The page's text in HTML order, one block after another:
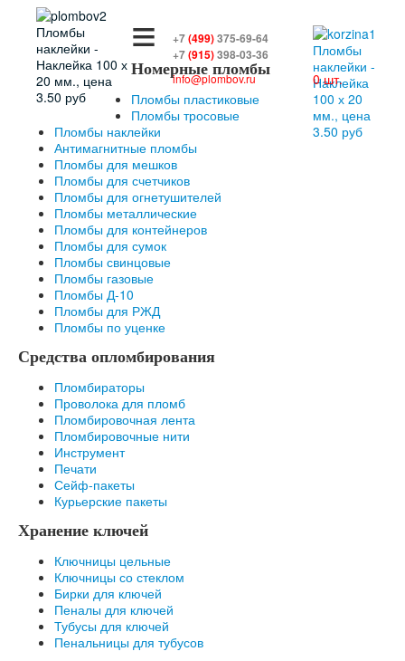
+7(499)375-69-64
+7(915)398-03-36
info@plombov.ru 0 шт.
≡
Номерные пломбы
Пломбы пластиковые
Пломбы тросовые
Пломбы наклейки
Антимагнитные пломбы
Пломбы для мешков
Пломбы для счетчиков
Пломбы для огнетушителей
Пломбы металлические
Пломбы для контейнеров
Пломбы для сумок
Пломбы свинцовые
Пломбы газовые
Пломбы Д-10
Пломбы для РЖД
Пломбы по уценке
Средства опломбирования
Пломбираторы
Проволока для пломб
Пломбировочная лента
Пломбировочные нити
Инструмент
Печати
Сейф-пакеты
Курьерские пакеты
Хранение ключей
Ключницы цельные
Ключницы со стеклом
Бирки для ключей
Пеналы для ключей
Тубусы для ключей
Пенальницы для тубусов